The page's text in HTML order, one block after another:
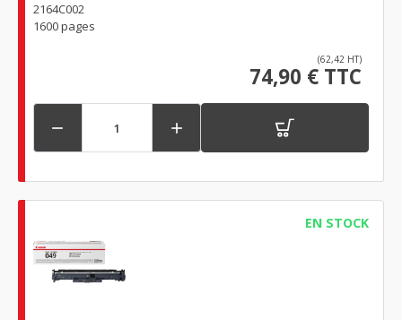
2164C002
1600 pages
(62,42 HT)
74,90 € TTC
 
EN STOCK